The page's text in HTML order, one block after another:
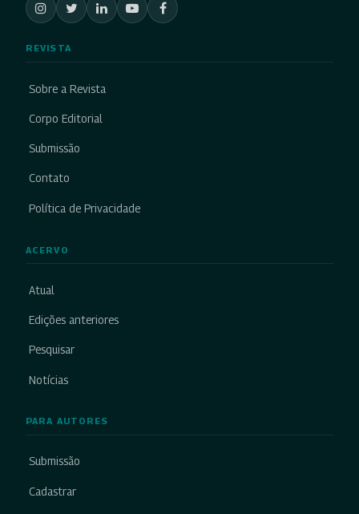
REVISTA
Sobre a Revista
Corpo Editorial
Submissão
Contato
Política de Privacidade
ACERVO
Atual
Edições anteriores
Pesquisar
Notícias
PARA AUTORES
Submissão
Cadastrar